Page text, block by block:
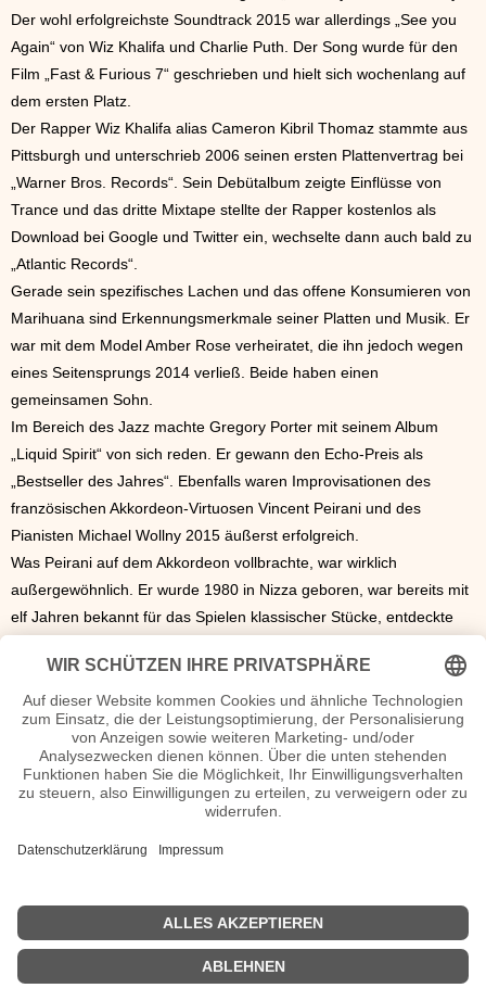
Der wohl erfolgreichste Soundtrack 2015 war allerdings „See you
Again“ von Wiz Khalifa und Charlie Puth. Der Song wurde für den
Film „Fast & Furious 7“ geschrieben und hielt sich wochenlang auf
dem ersten Platz.
Der Rapper Wiz Khalifa alias Cameron Kibril Thomaz stammte aus
Pittsburgh und unterschrieb 2006 seinen ersten Plattenvertrag bei
„Warner Bros. Records“. Sein Debütalbum zeigte Einflüsse von
Trance und das dritte Mixtape stellte der Rapper kostenlos als
Download bei Google und Twitter ein, wechselte dann auch bald zu
„Atlantic Records“.
Gerade sein spezifisches Lachen und das offene Konsumieren von
Marihuana sind Erkennungsmerkmale seiner Platten und Musik. Er
war mit dem Model Amber Rose verheiratet, die ihn jedoch wegen
eines Seitensprungs 2014 verließ. Beide haben einen
gemeinsamen Sohn.
Im Bereich des Jazz machte Gregory Porter mit seinem Album
„Liquid Spirit“ von sich reden. Er gewann den Echo-Preis als
„Bestseller des Jahres“. Ebenfalls waren Improvisationen des
französischen Akkordeon-Virtuosen Vincent Peirani und des
Pianisten Michael Wollny 2015 äußerst erfolgreich.
Was Peirani auf dem Akkordeon vollbrachte, war wirklich
außergewöhnlich. Er wurde 1980 in Nizza geboren, war bereits mit
elf Jahren bekannt für das Spielen klassischer Stücke, entdeckte
Paris.
Durch seine Interpretationen verschiedener Jazz-Klassiker auf dem
schon fast aus der Mode gekommenen Instrument erreichte er
neues Interesse für diese Richtung. Aber Peirani, ganz modern,
interpretierte nicht nur Klassik und Jazz, sondern auch Rock- und
Metheny wieder und wurde als bester Jazz-Gitarrist des Jahres
Musikjahr 2014|Musikjahr 2016